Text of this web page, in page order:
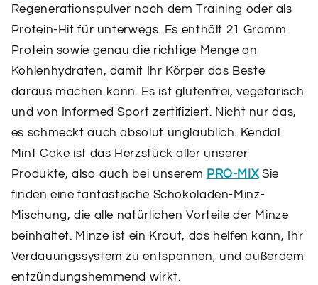
Regenerationspulver nach dem Training oder als
Protein-Hit für unterwegs. Es enthält 21 Gramm
Protein sowie genau die richtige Menge an
Kohlenhydraten, damit Ihr Körper das Beste
daraus machen kann. Es ist glutenfrei, vegetarisch
und von Informed Sport zertifiziert. Nicht nur das,
es schmeckt auch absolut unglaublich. Kendal
Mint Cake ist das Herzstück aller unserer
Produkte, also auch bei unserem PRO-MIX Sie
finden eine fantastische Schokoladen-Minz-
Mischung, die alle natürlichen Vorteile der Minze
beinhaltet. Minze ist ein Kraut, das helfen kann, Ihr
Verdauungssystem zu entspannen, und außerdem
entzündungshemmend wirkt.